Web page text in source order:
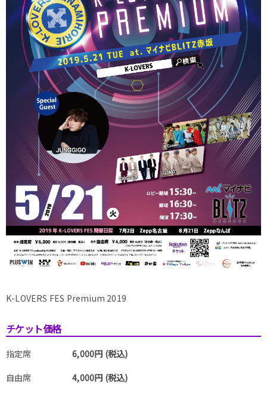
K-LOVERS FES Premium 2019
チケット価格
指定席
6,000円 (税込)
自由席
4,000円 (税込)